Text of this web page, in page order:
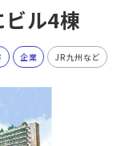
ル4棟
企業 JR九州など